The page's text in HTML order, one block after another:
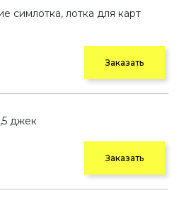
симлотка, лотка для карт
Заказать
джек
Заказать